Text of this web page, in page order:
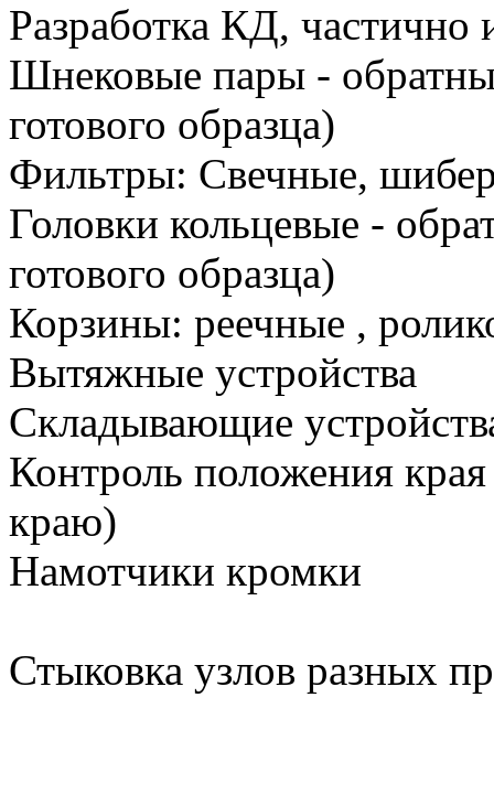
Разработка КД, частично
Шнековые пары -
готового образца)
Фильтры: Свечные,
Головки кольцевые -
готового образца)
Корзины: реечные ,
Вытяжные устройства
Складывающие
Контроль положения
краю)
Намотчики кромки
Стыковка узлов разных